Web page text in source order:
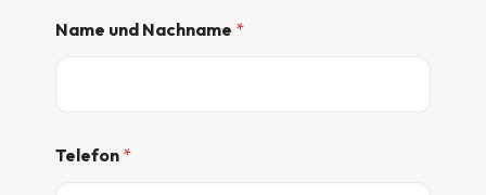
Name und Nachname *
Telefon *